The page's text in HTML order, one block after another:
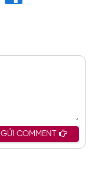
GỬI COMMENT